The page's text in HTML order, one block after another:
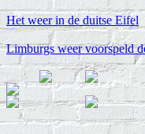
Het weer in de duitse Eifel
Limburgs weer voorspeld